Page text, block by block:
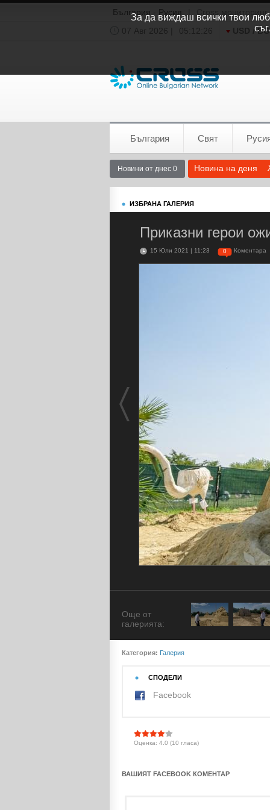
България - Русия
Cross мониторинг
07 Авг 2026 |
05:12:27
USD /
България Свят
Новини от днес 0 Новина на деня
ИЗБРАНА ГАЛЕРИЯ
Приказни герои
15 Юли 2021 | 11:23 0 Коментара
Още от
галерията:
Категория: Галерия
СПОДЕЛИ
Facebook
Оценка: 4.0 (10 гласа)
ВАШИЯТ FACEBOOK КОМЕНТАР
За да виждаш всички твои